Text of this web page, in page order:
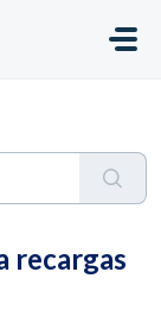
recargas